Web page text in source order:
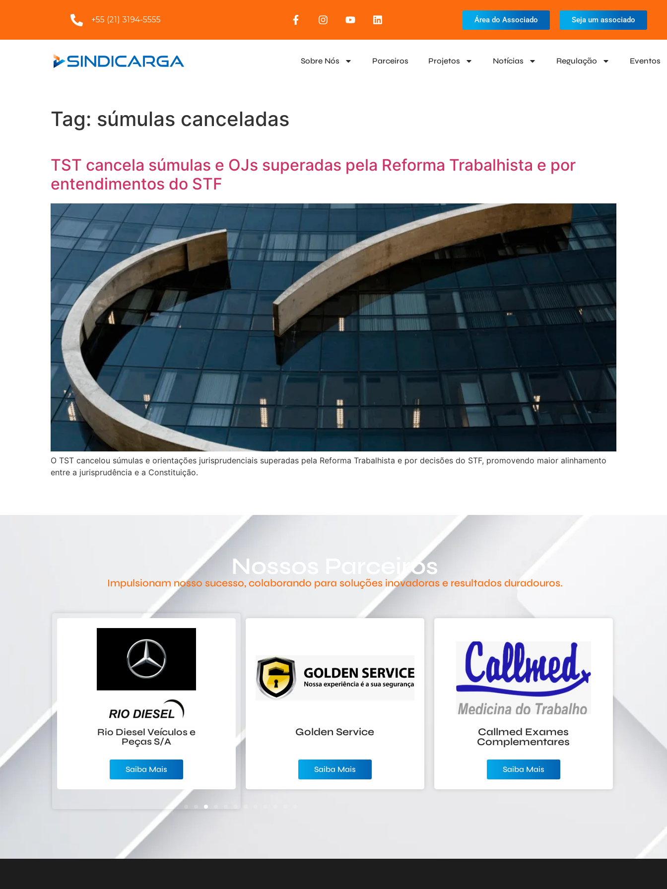
+55 (21) 3194-5555 Área do Associado Seja um associado
Sobre Nós Parceiros Projetos Notícias Regulação Eventos
Tag: súmulas canceladas
TST cancela súmulas e OJs superadas pela Reforma Trabalhista e por
entendimentos do STF
O TST cancelou súmulas e orientações jurisprudenciais superadas pela Reforma Trabalhista e por decisões do STF, promovendo maior alinhamento
entre a jurisprudência e a Constituição.
Nossos Parceiros
Impulsionam nosso sucesso, colaborando para soluções inovadoras e resultados duradouros.
Rio Diesel Veículos e
Peças S/A
Saiba Mais
Corretora de
LTDA
Mais
Golden Service
Callmed Exames
T4S Techlonogy for Safety